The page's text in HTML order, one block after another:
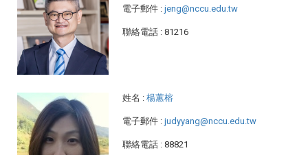
電子郵件 : jeng@nccu.edu.tw
聯絡電話 : 81216
姓名 : 楊蕙榕
電子郵件 : judyyang@nccu.edu.tw
聯絡電話 : 88821